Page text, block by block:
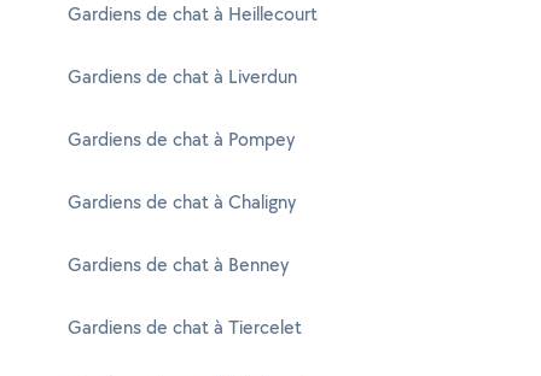
Gardiens de chat à Heillecourt
Gardiens de chat à Liverdun
Gardiens de chat à Pompey
Gardiens de chat à Chaligny
Gardiens de chat à Benney
Gardiens de chat à Tiercelet